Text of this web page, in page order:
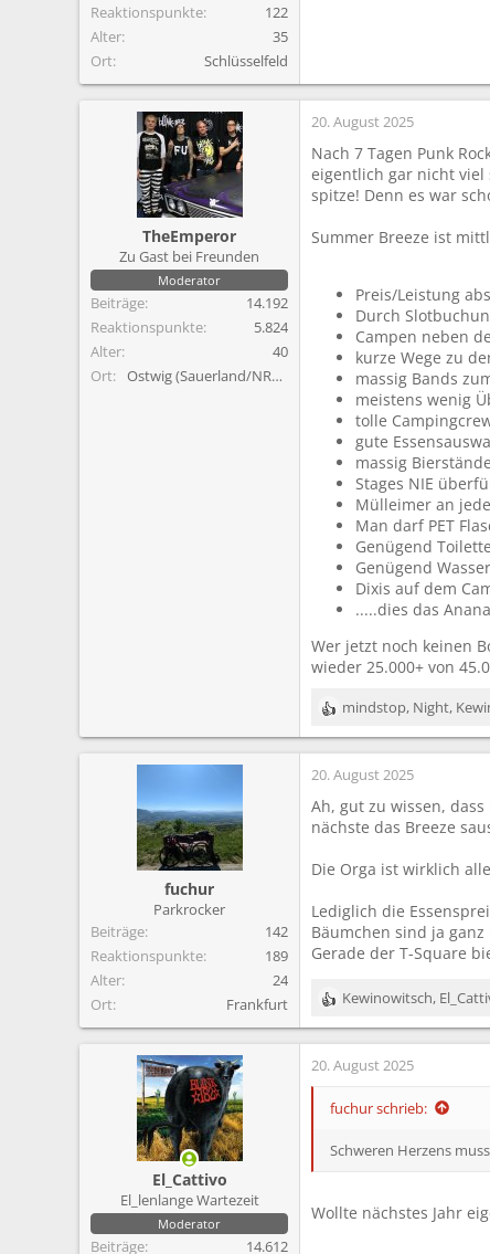
Reaktionspunkte
122
Alter
35
Ort
Schlüsselfeld
TheEmperor
Zu Gast bei Freunden
Moderator
Beiträge
14.192
Reaktionspunkte
5.824
Alter
40
Ort
Ostwig (Sauerland/NRW)
20. August 2025
Nach 7 Tagen Punk
eigentlich gar nicht viel
spitze! Denn es war
Summer Breeze ist
Preis/Leistung
Durch
Campen neben
kurze Wege zu
massig Bands
meistens wenig
tolle
gute
massig
Stages NIE
Mülleimer an
Man darf PET
Genügend
Genügend
Dixis auf dem
.....dies das
Wer jetzt noch keinen
wieder 25.000+ von
R
e
a
k
i
o
e
:
mindstop, Night,
fuchur
Parkrocker
Beiträge
142
Reaktionspunkte
189
Alter
24
Ort
Frankfurt
20. August 2025
Ah, gut zu wissen,
nächste das Breeze
Die Orga ist wirklich
Lediglich die
Bäumchen sind ja
Gerade der T-Square
R
e
a
k
:
Kewinowitsch,
El_Cattivo
El_lenlange Wartezeit
Moderator
Beiträge 14.612
20. August 2025
fuchur schrieb:
Schweren Herzens
Wollte nächstes Jahr